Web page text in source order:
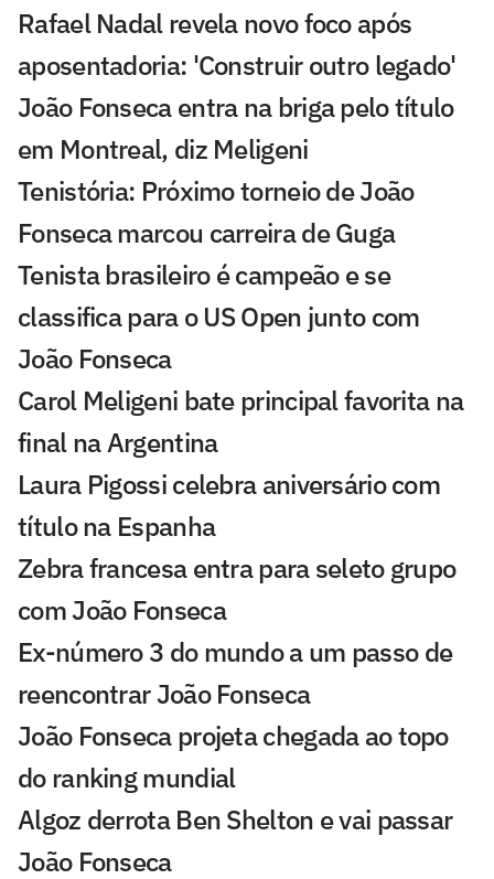
Rafael Nadal revela novo foco após
aposentadoria: 'Construir outro legado'
João Fonseca entra na briga pelo título
em Montreal, diz Meligeni
Tenistória: Próximo torneio de João
Fonseca marcou carreira de Guga
Tenista brasileiro é campeão e se
classifica para o US Open junto com
João Fonseca
Carol Meligeni bate principal favorita na
final na Argentina
Laura Pigossi celebra aniversário com
título na Espanha
Zebra francesa entra para seleto grupo
com João Fonseca
Ex-número 3 do mundo a um passo de
reencontrar João Fonseca
João Fonseca projeta chegada ao topo
do ranking mundial
Algoz derrota Ben Shelton e vai passar
João Fonseca